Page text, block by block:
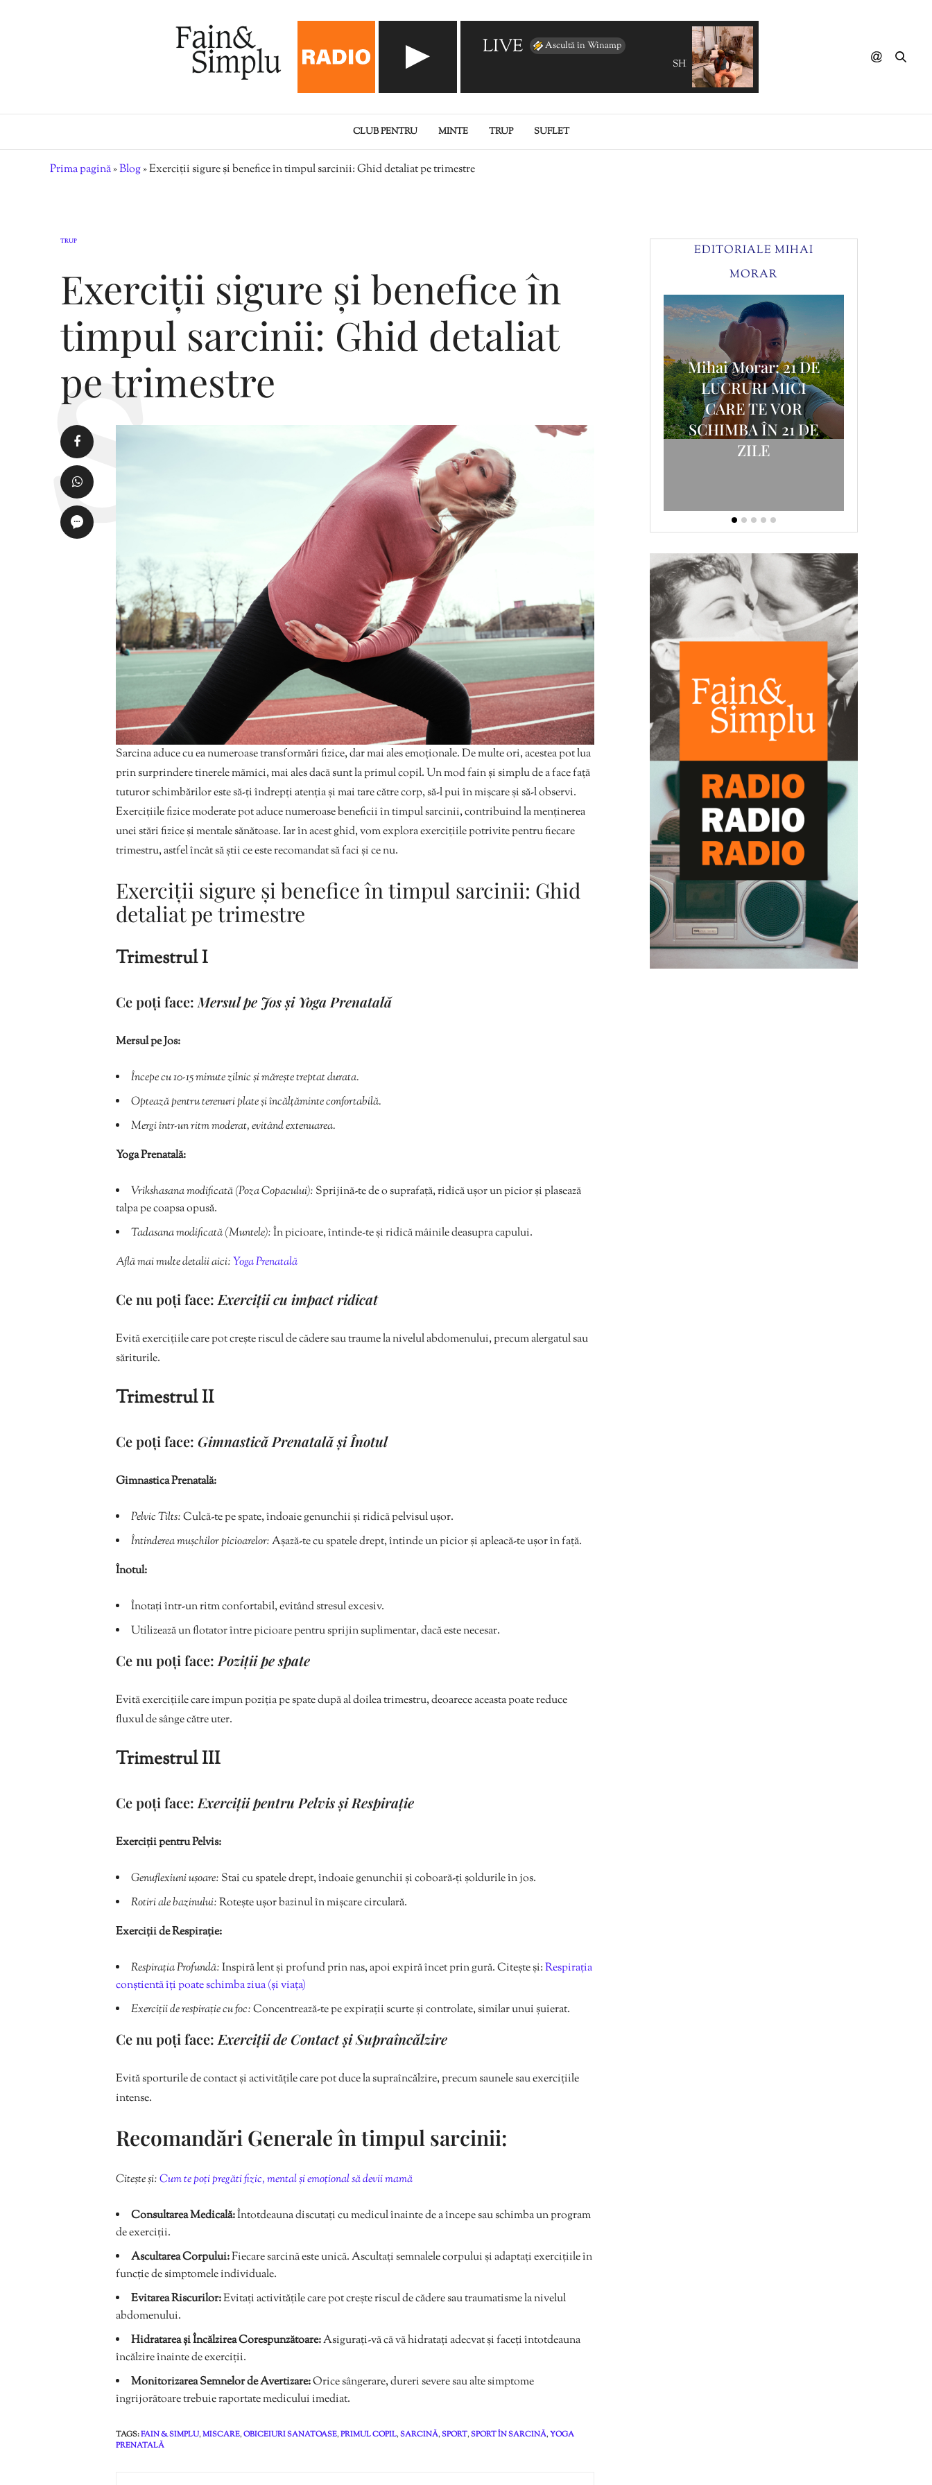
LIVE Ascultă în Winamp
SHIVAREE - Goodnight Moon
CLUB PENTRU MINTE TRUP SUFLET
Prima pagină»Blog»Exerciții sigure și benefice în timpul sarcinii: Ghid detaliat pe trimestre
TRUP
Exerciții sigure și benefice în
timpul sarcinii: Ghid detaliat
pe trimestre
Sarcina aduce cu ea numeroase transformări fizice, dar mai ales emoționale. De multe ori, acestea pot lua
prin surprindere tinerele mămici, mai ales dacă sunt la primul copil. Un mod fain și simplu de a face față
tuturor schimbărilor este să-ți îndrepți atenția și mai tare către corp, să-l pui în mișcare și să-l observi.
Exercițiile fizice moderate pot aduce numeroase beneficii în timpul sarcinii, contribuind la menținerea
unei stări fizice și mentale sănătoase. Iar în acest ghid, vom explora exercițiile potrivite pentru fiecare
trimestru, astfel încât să știi ce este recomandat să faci și ce nu.
Exerciții sigure și benefice în timpul sarcinii: Ghid
detaliat pe trimestre
Trimestrul I
Ce poți face: Mersul pe Jos și Yoga Prenatală
Mersul pe Jos:
Începe cu 10-15 minute zilnic și mărește treptat durata.
Optează pentru terenuri plate și încălțăminte confortabilă.
Mergi într-un ritm moderat, evitând extenuarea.
Yoga Prenatală:
Vrikshasana modificată (Poza Copacului): Sprijină-te de o suprafață, ridică ușor un picior și plasează
talpa pe coapsa opusă.
Tadasana modificată (Muntele):În picioare, întinde-te și ridică mâinile deasupra capului.
Află mai multe detalii aici:Yoga Prenatală
Ce nu poți face: Exerciții cu impact ridicat
Evită exercițiile care pot crește riscul de cădere sau traume la nivelul abdomenului, precum alergatul sau
săriturile.
Trimestrul II
Ce poți face: Gimnastică Prenatală și Înotul
Gimnastica Prenatală:
Pelvic Tilts:Culcă-te pe spate, îndoaie genunchii și ridică pelvisul ușor.
Întinderea mușchilor picioarelor:Așază-te cu spatele drept, întinde un picior și apleacă-te ușor în față.
Înotul:
Înotați într-un ritm confortabil, evitând stresul excesiv.
Utilizează un flotator între picioare pentru sprijin suplimentar, dacă este necesar.
Ce nu poți face: Poziții pe spate
Evită exercițiile care impun poziția pe spate după al doilea trimestru, deoarece aceasta poate reduce
fluxul de sânge către uter.
Trimestrul III
Ce poți face: Exerciții pentru Pelvis și Respirație
Exerciții pentru Pelvis:
Genuflexiuni ușoare: Stai cu spatele drept, îndoaie genunchii și coboară-ți șoldurile în jos.
Rotiri ale bazinului:Rotește ușor bazinul în mișcare circulară.
Exerciții de Respirație:
Respirația Profundă:Inspiră lent și profund prin nas, apoi expiră încet prin gură. Citește și:Respirația
conștientă îți poate schimba ziua (și viața)
Exerciții de respirație cu foc:Concentrează-te pe expirații scurte și controlate, similar unui șuierat.
Ce nu poți face: Exerciții de Contact și Supraîncălzire
Evită sporturile de contact și activitățile care pot duce la supraîncălzire, precum saunele sau exercițiile
intense.
Recomandări Generale în timpul sarcinii:
Citește și:Cum te poți pregăti fizic, mental și emoțional să devii mamă
Consultarea Medicală:Întotdeauna discutați cu medicul înainte de a începe sau schimba un program
de exerciții.
Ascultarea Corpului:Fiecare sarcină este unică. Ascultați semnalele corpului și adaptați exercițiile în
funcție de simptomele individuale.
Evitarea Riscurilor:Evitați activitățile care pot crește riscul de cădere sau traumatisme la nivelul
abdomenului.
Hidratarea și Încălzirea Corespunzătoare:Asigurați-vă că vă hidratați adecvat și faceți întotdeauna
încălzire înainte de exerciții.
Monitorizarea Semnelor de Avertizare:Orice sângerare, dureri severe sau alte simptome
îngrijorătoare trebuie raportate medicului imediat.
TAGS:FAIN & SIMPLU,MISCARE,OBICEIURI SANATOASE,PRIMUL COPIL,SARCINĂ,SPORT,SPORT ÎN SARCINĂ,YOGA
PRENATALĂ
EDITORIALE MIHAI
MORAR
FRUMOS
Mihai Morar: 21 DE
LUCRURI MICI
CARE TE VOR
SCHIMBA ÎN 21 DE
ZILE